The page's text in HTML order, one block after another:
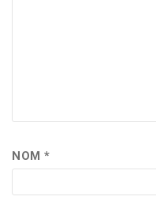
NOM*